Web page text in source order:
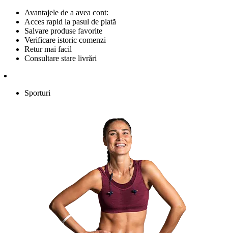
Avantajele de a avea cont:
Acces rapid la pasul de plată
Salvare produse favorite
Verificare istoric comenzi
Retur mai facil
Consultare stare livrări
Sporturi